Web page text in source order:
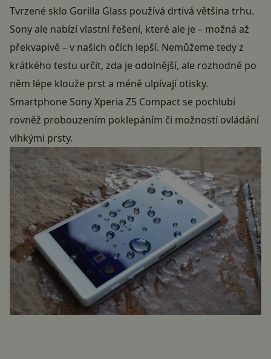
Tvrzené sklo Gorilla Glass používá drtivá většina trhu.
Sony ale nabízí vlastní řešení, které ale je – možná až
překvapivě – v našich očích lepší. Nemůžeme tedy z
krátkého testu určit, zda je odolnější, ale rozhodně po
něm lépe klouže prst a méně ulpívají otisky.
Smartphone Sony Xperia Z5 Compact se pochlubí
rovněž probouzením poklepáním či možností ovládání
vlhkými prsty.